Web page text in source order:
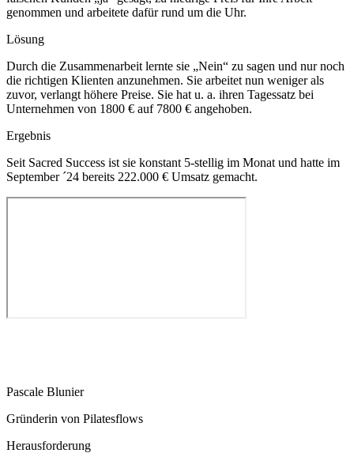
genommen und arbeitete dafür rund um die Uhr.
Lösung
Durch die Zusammenarbeit lernte sie „Nein“ zu sagen und nur noch
die richtigen Klienten anzunehmen. Sie arbeitet nun weniger als
zuvor, verlangt höhere Preise. Sie hat u. a. ihren Tagessatz bei
Unternehmen von 1800 € auf 7800 € angehoben.
Ergebnis
Seit Sacred Success ist sie konstant 5-stellig im Monat und hatte im
September ´24 bereits 222.000 € Umsatz gemacht.
Pascale Blunier
Gründerin von Pilatesflows
Herausforderung